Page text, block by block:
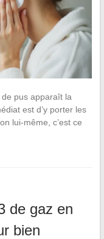
pus apparaît la
est d’y porter les
lui-même, c’est ce
de gaz en
bien